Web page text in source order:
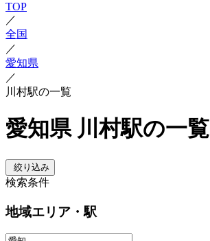
TOP
／
全国
／
愛知県
／
川村駅の一覧
愛知県 川村駅の一覧
絞り込み
検索条件
地域エリア・駅